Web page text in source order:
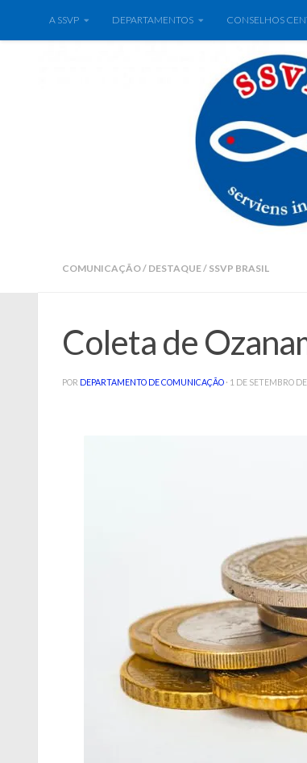
A SSVP DEPARTAMENTOS CONSELHOS
COMUNICAÇÃO/ DESTAQUE/ SSVP BRASIL
Coleta de
POR DEPARTAMENTO DE COMUNICAÇÃO · 1 DE SETEMBRO